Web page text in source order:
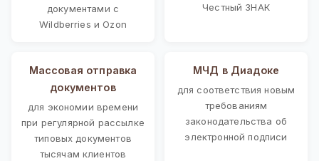
документами с
Wildberries и Ozon
Честный ЗНАК
Массовая отправка
документов
для экономии времени
при регулярной рассылке
типовых документов
тысячам клиентов
МЧД в Диадоке
для соответствия новым
требованиям
законодательства об
электронной подписи